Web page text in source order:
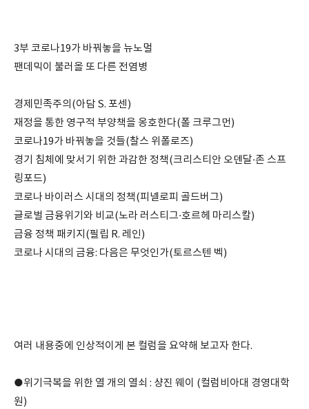
3부 코로나19가 바꿔놓을 뉴노멀
팬데믹이 불러올 또 다른 전염병
경제민족주의(아담 S. 포센)
재정을 통한 영구적 부양책을 옹호한다(폴 크루그먼)
코로나19가 바꿔놓을 것들(찰스 위폴로즈)
경기 침체에 맞서기 위한 과감한 정책(크리스티안 오덴달·존 스프
링포드)
코로나 바이러스 시대의 정책(피넬로피 골드버그)
글로벌 금융위기와 비교(노라 러스티그·호르헤 마리스칼)
금융 정책 패키지(필립 R. 레인)
코로나 시대의 금융: 다음은 무엇인가(토르스텐 벡)
여러 내용중에 인상적이게 본 컬럼을 요약해 보고자 한다.
●위기극복을 위한 열 개의 열쇠 : 샹진 웨이 (컬럼비아대 경영대학
원)